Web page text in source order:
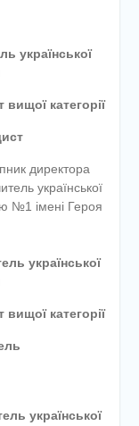
української
вищої категорії
української
вищої категорії
української